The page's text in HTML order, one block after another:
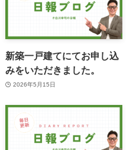
新築一戸建てにてお申し込
みをいただきました。
2026年5月15日